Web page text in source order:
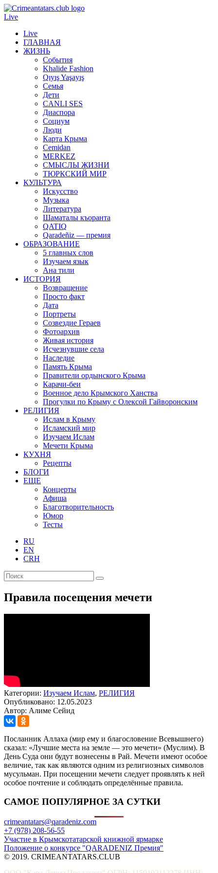
Live
Live
ГЛАВНАЯ
ЖИЗНЬ
События
Khalide Fashion
Qıyış Yaşayış
Семья
Дети
CANLI SES
Диаспора
Социум
Люди
Карта Крыма
Cemidan
МERKEZ
СМЫСЛЫ ЖИЗНИ
ТЮРКСКИЙ МИР
КУЛЬТУРА
Искусство
Музыка
Литература
Шаматалы къоранта
QATIQ
Qaradeñiz — премия
ОБРАЗОВАНИЕ
5 главных слов
Изучаем язык
Ана тили
ИСТОРИЯ
Возвращение
Просто факт
Дата
Портреты
Созвездие Гераев
Фотоархив
Живая история
Исчезнувшие села
Наследие
Память Крыма
Правители ордынского Крыма
Карачи-беи
Военное дело Крымского Ханства
Прогулки по Крыму с Олексой Гайворонским
РЕЛИГИЯ
Ислам в Крыму
Исламский мир
Изучаем Ислам
Мечети Крыма
КУХНЯ
Рецепты
БЛОГИ
ЕЩЕ
Концерты
Афиша
Благотворительность
Юмор
Тесты
RU
EN
CRH
Правила посещения мечети
Категории: Изучаем Ислам, РЕЛИГИЯ
Опубликовано: 12.05.2023
Автор: Алиме Сейид
Посланник Аллаха (мир ему и благословение Всевышнего)
сказал: «Лучшие места на земле — это мечети» (Муслим). В
День Суда они будут вознесены в Рай. Мечети имеют особое
величие, так как являются одним из религиозных символов
мусульман. При посещении мечети следует проявлять к ней
особое почтение и соблюдать определённые правила.
САМОЕ ПОПУЛЯРНОЕ ЗА СУТКИ
crimeantatars@qaradeniz.com
+7 (978) 208-56-55
Участие в Крымскотатарской книжной ярмарке
Положение о конкурсе "QARADENIZ Премия"
© 2019. CRIMEANTATARS.CLUB